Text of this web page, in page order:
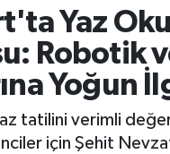
Yaz
Robotik
Yoğun
tatilini verimli
için Şehit
Puan Durumu ve
Haberleri